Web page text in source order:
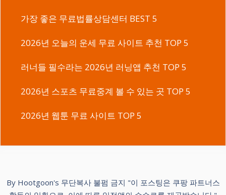
가장 좋은 무료법률상담센터 BEST 5
2026년 오늘의 운세 무료 사이트 추천 TOP 5
러너들 필수라는 2026년 러닝앱 추천 TOP 5
2026년 스포츠 무료중계 볼 수 있는 곳 TOP 5
2026년 웹툰 무료 사이트 TOP 5
By Hootgoon's 무단복사 불펌 금지 "이 포스팅은 쿠팡 파트너스